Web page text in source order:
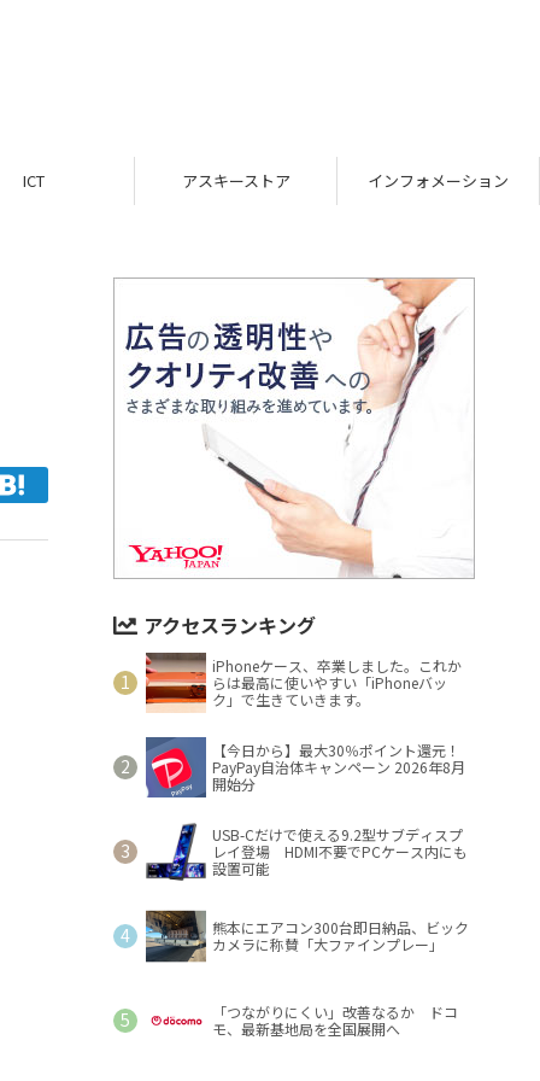
ICT アスキーストア インフォメーション
アクセスランキング
iPhoneケース、卒業しました。これか
らは最高に使いやすい「iPhoneバッ
ク」で生きていきます。
【今日から】最大30％ポイント還元！
PayPay自治体キャンペーン 2026年8月
開始分
USB-Cだけで使える9.2型サブディスプ
レイ登場 HDMI不要でPCケース内にも
設置可能
熊本にエアコン300台即日納品、ビック
カメラに称賛「大ファインプレー」
「つながりにくい」改善なるか ドコ
モ、最新基地局を全国展開へ